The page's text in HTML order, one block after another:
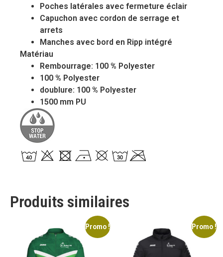
Poches latérales avec fermeture éclair
Capuchon avec cordon de serrage et
arrets
Manches avec bord en Ripp intégré
Matériau
Rembourrage: 100 % Polyester
100 % Polyester
doublure: 100 % Polyester
1500 mm PU
Produits similaires
Promo ! Promo !